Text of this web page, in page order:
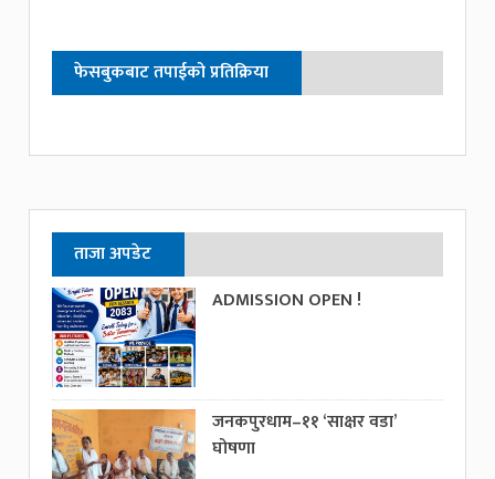
फेसबुकबाट तपाईको प्रतिक्रिया
ताजा अपडेट
ADMISSION OPEN !
जनकपुरधाम–११ ‘साक्षर वडा’
घोषणा